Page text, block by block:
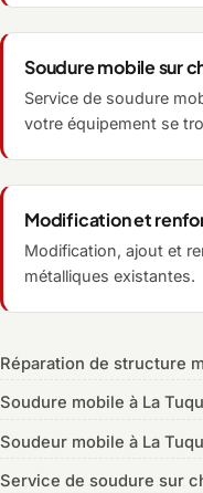
Soudure mobile sur
Service de soudure
votre équipement se
Modification et
Modification, ajout et
métalliques existantes.
Réparation de structure
Soudure mobile à La
Soudeur mobile à La
Service de soudure sur